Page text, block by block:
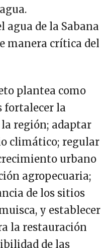
agua de la Sabana
manera crítica del
plantea como
fortalecer la
región; adaptar
climático; regular
urbano
agropecuaria;
de los sitios
y establecer
la restauración
de las